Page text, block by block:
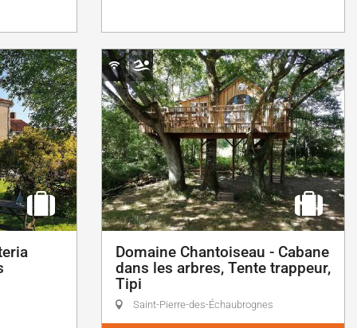
Domaine Chantoiseau - Cabane
dans les arbres, Tente trappeur,
Tipi
Saint-Pierre-des-Échaubrognes